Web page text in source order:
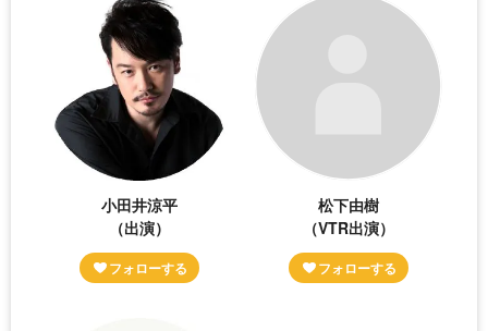
小田井涼平
（出演）
松下由樹
（VTR出演）